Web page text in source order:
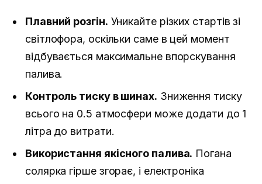
Плавний розгін. Уникайте різких стартів зі
світлофора, оскільки саме в цей момент
відбувається максимальне впорскування
палива.
Контроль тиску в шинах. Зниження тиску
всього на 0.5 атмосфери може додати до 1
літра до витрати.
Використання якісного палива. Погана
солярка гірше згорає, і електроніка